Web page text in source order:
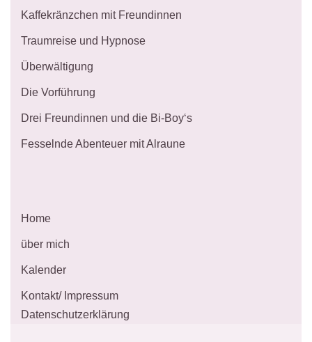
Kaffekränzchen mit Freundinnen
Traumreise und Hypnose
Überwältigung
Die Vorführung
Drei Freundinnen und die Bi-Boy‘s
Fesselnde Abenteuer mit Alraune
Home
über mich
Kalender
Kontakt/ Impressum
Datenschutzerklärung